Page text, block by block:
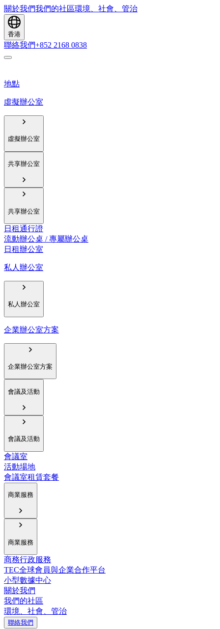
關於我們我們的社區環境、社會、管治
香港
聯絡我們+852 2168 0838
地點
虛擬辦公室
虛擬辦公室
共享辦公室
共享辦公室
日租通行證
流動辦公桌 / 專屬辦公桌
日租辦公室
私人辦公室
私人辦公室
企業辦公室方案
企業辦公室方案
會議及活動
會議及活動
會議室
活動場地
會議室租賃套餐
商業服務
商業服務
商務行政服務
TEC全球會員與企業合作平台
小型數據中心
關於我們
我們的社區
環境、社會、管治
聯絡我們